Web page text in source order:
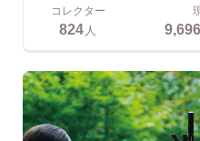
コレクター
824 人